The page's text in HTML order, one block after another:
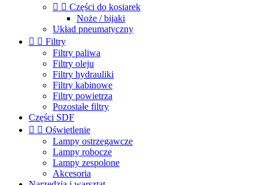
  Części do kosiarek
Noże / bijaki
Układ pneumatyczny
  Filtry
Filtry paliwa
Filtry oleju
Filtry hydrauliki
Filtry kabinowe
Filtry powietrza
Pozostałe filtry
Części SDF
  Oświetlenie
Lampy ostrzegawcze
Lampy robocze
Lampy zespolone
Akcesoria